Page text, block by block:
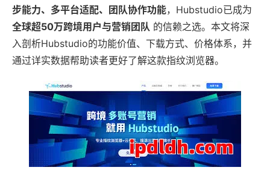
步能力、多平台适配、团队协作功能，Hubstudio已成为
全球超50万跨境用户与营销团队 的信赖之选。本文将深
入剖析Hubstudio的功能价值、下载方式、价格体系，并
通过详实数据帮助读者更好了解这款指纹浏览器。